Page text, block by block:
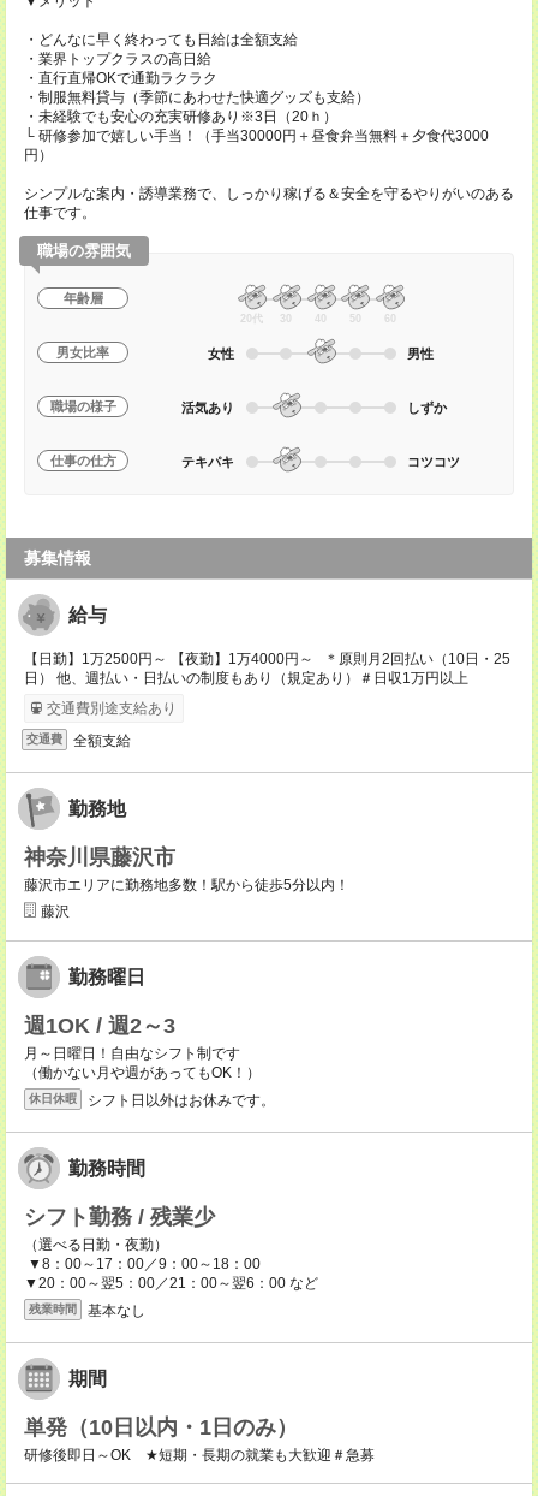
・どんなに早く終わっても日給は全額支給
・業界トップクラスの高日給
・直行直帰OKで通勤ラクラク
・制服無料貸与（季節にあわせた快適グッズも支給）
・未経験でも安心の充実研修あり※3日（20ｈ）
└ 研修参加で嬉しい手当！（手当30000円＋昼食弁当無料＋夕食代3000
円）
シンプルな案内・誘導業務で、しっかり稼げる＆安全を守るやりがいのある
仕事です。
職場の雰囲気
年齢層
20代 30 40 50 60
男女比率 女性 男性
職場の様子 活気あり しずか
仕事の仕方 テキパキ コツコツ
募集情報
給与
【日勤】1万2500円～ 【夜勤】1万4000円～ ＊原則月2回払い（10日・25
日） 他、週払い・日払いの制度もあり（規定あり）＃日収1万円以上
交通費別途支給あり
交通費 全額支給
勤務地
神奈川県藤沢市
藤沢市エリアに勤務地多数！駅から徒歩5分以内！
藤沢
勤務曜日
週1OK / 週2～3
月～日曜日！自由なシフト制です
（働かない月や週があってもOK！）
休日休暇 シフト日以外はお休みです。
勤務時間
シフト勤務 / 残業少
（選べる日勤・夜勤）
▼8：00～17：00／9：00～18：00
▼20：00～翌5：00／21：00～翌6：00 など
残業時間 基本なし
期間
単発（10日以内・1日のみ）
研修後即日～OK ★短期・長期の就業も大歓迎＃急募